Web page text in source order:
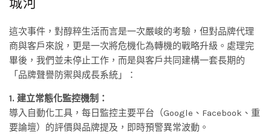
這次事件，對醇粹生活而言是一次嚴峻的考驗，但對品牌代理
商與客戶來說，更是一次將危機化為轉機的戰略升級。處理完
畢後，我們並未停止工作，而是與客戶共同建構一套長期的
「品牌聲譽防禦與成長系統」：
1. 建立常態化監控機制：
導入自動化工具，每日監控主要平台（Google、Facebook、重
要論壇）的評價與品牌提及，即時預警異常波動。